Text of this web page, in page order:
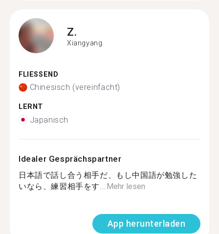
Z.
Xiangyang
FLIESSEND
Chinesisch (vereinfacht)
LERNT
Japanisch
Idealer Gesprächspartner
日本語で話し合う相手だ、もし中国語が勉強した
いなら、練習相手をす... Mehr lesen
App herunterladen